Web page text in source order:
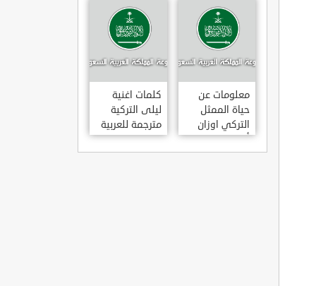
كوميدي و
درامي مدبلج.
في تركيا
مترجمة للعربية
غناء المطربة
سيزن أكسو
SEZEN AKSU
معلومات عن
حياة الممثل
التركي اوزان
أكبابا OZAN
AKBABA
كلمات اغنية
ليلى التركية
مترجمة للعربية
غناء المطرب
مراد دالكليليتش